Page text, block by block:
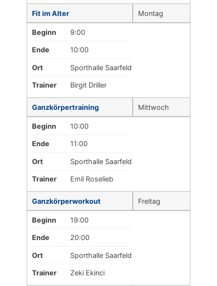
Fit im Alter Montag
Beginn 9:00
Ende 10:00
Ort Sporthalle Saarfeld
Trainer Birgit Driller
Ganzkörpertraining Mittwoch
Beginn 10:00
Ende 11:00
Ort Sporthalle Saarfeld
Trainer Emil Roselieb
Ganzkörperworkout Freitag
Beginn 19:00
Ende 20:00
Ort Sporthalle Saarfeld
Trainer Zeki Ekinci